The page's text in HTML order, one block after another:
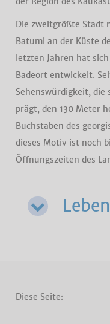
Die zweitgrößte Stadt
Batumi an der Küste
letzten Jahren hat
Badeort entwickelt.
Sehenswürdigkeit,
prägt, den 130 Meter
Buchstaben des
dieses Motiv ist noch
Öffnungszeiten des
Diese Seite: